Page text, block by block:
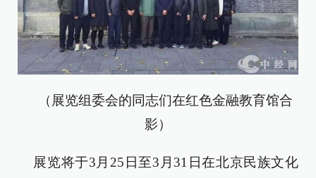
（展览组委会的同志们在红色金融教育馆合
影）
展览将于3月25日至3月31日在北京民族文化